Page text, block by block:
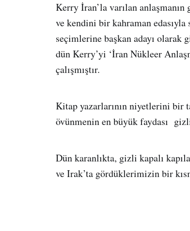
Kerry İran’la varılan
ve kendini bir kahraman edasıyla
seçimlerine başkan adayı olarak
dün Kerry’yi ‘İran Nükleer
çalışmıştır.
Kitap yazarlarının niyetlerini bir
övünmenin en büyük faydası
Dün karanlıkta, gizli kapalı
ve Irak’ta gördüklerimizin bir